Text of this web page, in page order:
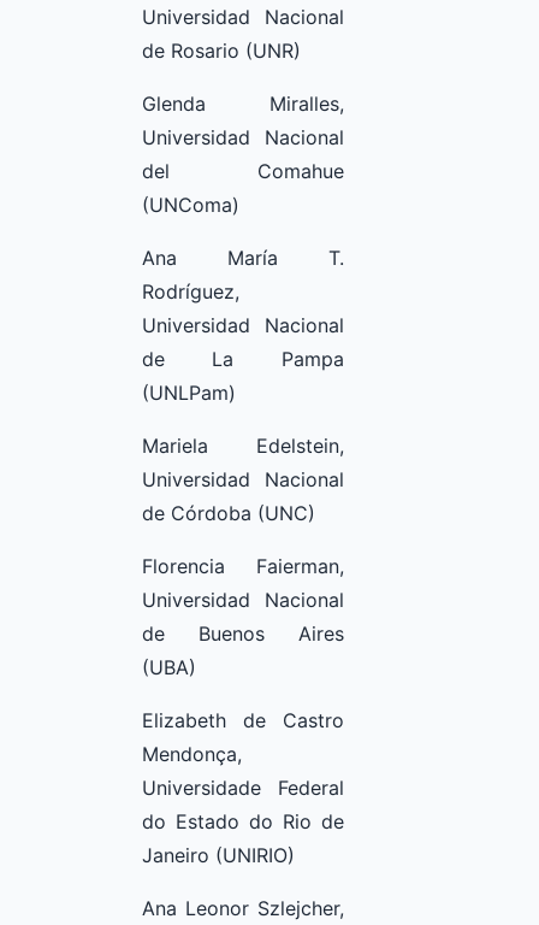
Universidad Nacional
de Rosario (UNR)
Glenda Miralles,
Universidad Nacional
del Comahue
(UNComa)
Ana María T.
Rodríguez,
Universidad Nacional
de La Pampa
(UNLPam)
Mariela Edelstein,
Universidad Nacional
de Córdoba (UNC)
Florencia Faierman,
Universidad Nacional
de Buenos Aires
(UBA)
Elizabeth de Castro
Mendonça,
Universidade Federal
do Estado do Rio de
Janeiro (UNIRIO)
Ana Leonor Szlejcher,